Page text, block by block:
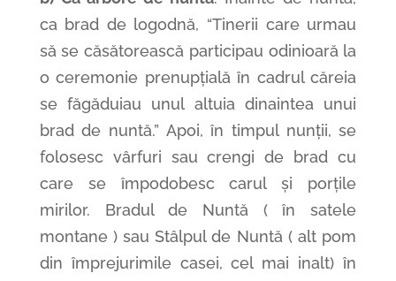
ca brad de logodnă, “Tinerii care urmau
să se căsătorească participau odinioară la
o ceremonie prenupțială în cadrul căreia
se făgăduiau unul altuia dinaintea unui
brad de nuntă.” Apoi, în timpul nunții, se
folosesc vârfuri sau crengi de brad cu
care se împodobesc carul și porțile
mirilor. Bradul de Nuntă ( în satele
montane ) sau Stâlpul de Nuntă ( alt pom
din împrejurimile casei, cel mai inalt) în